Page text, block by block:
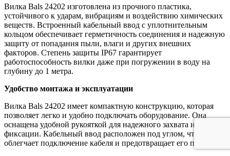
Вилка Bals 24202 изготовлена из прочного пластика,
устойчивого к ударам, вибрациям и воздействию химических
веществ. Встроенный кабельный ввод с уплотнительным
кольцом обеспечивает герметичность соединения и надежную
защиту от попадания пыли, влаги и других внешних
факторов. Степень защиты IP67 гарантирует
работоспособность вилки даже при погружении в воду на
глубину до 1 метра.
Удобство монтажа и эксплуатации
Вилка Bals 24202 имеет компактную конструкцию, которая
позволяет легко и удобно подключать оборудование. Она
оснащена удобной рукояткой для надежного захвата и
фиксации. Кабельный ввод расположен под углом, что
облегчает подключение кабеля и предотвращает его перегибы.